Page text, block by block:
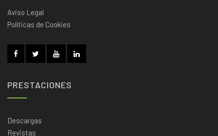
Aviso Legal
Políticas de Cookies
PRESTACIONES
Descargas
Revistas